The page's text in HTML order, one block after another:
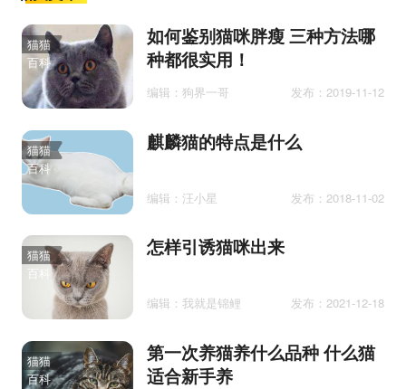
猫猫
百科
如何鉴别猫咪胖瘦 三种方法哪
种都很实用！
编辑：狗界一哥 发布：2019-11-12
猫猫
百科
麒麟猫的特点是什么
编辑：汪小星 发布：2018-11-02
猫猫
百科
怎样引诱猫咪出来
编辑：我就是锦鲤 发布：2021-12-18
猫猫
百科
第一次养猫养什么品种 什么猫
适合新手养